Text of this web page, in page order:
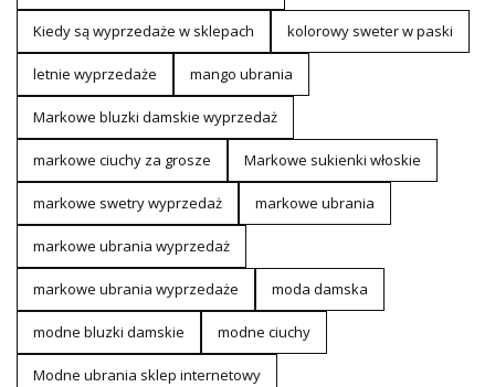
Kiedy są wyprzedaże w sklepach kolorowy sweter w paski
letnie wyprzedaże mango ubrania
Markowe bluzki damskie wyprzedaż
markowe ciuchy za grosze Markowe sukienki włoskie
markowe swetry wyprzedaż markowe ubrania
markowe ubrania wyprzedaż
markowe ubrania wyprzedaże moda damska
modne bluzki damskie modne ciuchy
Modne ubrania sklep internetowy